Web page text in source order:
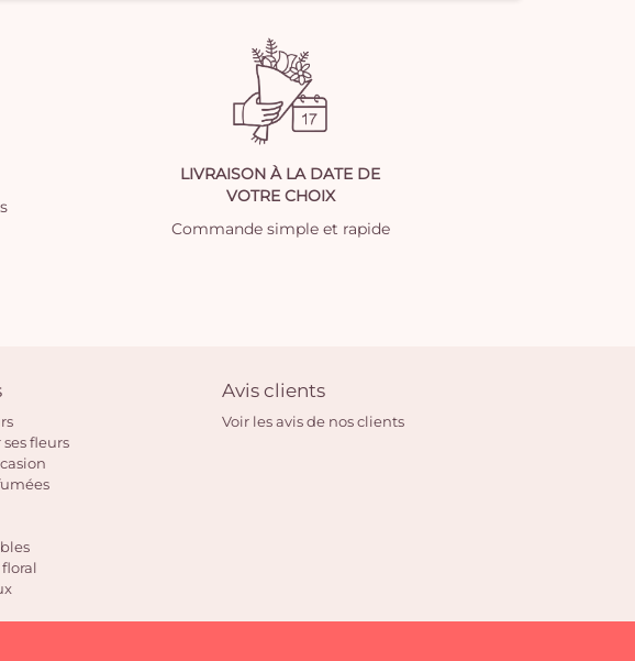
LIVRAISON À LA DATE DE
VOTRE CHOIX
Commande simple et rapide
fleurs
Avis clients
Voir les avis de nos clients